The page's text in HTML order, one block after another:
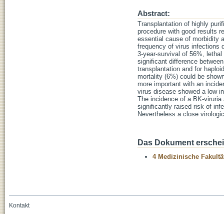
Abstract:
Transplantation of highly
procedure with good results
essential cause of morbidity
frequency of virus infections
3-year-survival of 56%,
significant difference
transplantation and for
mortality (6%) could be
more important with an
virus disease showed a low
The incidence of a BK-
significantly raised risk of
Nevertheless a close
Das Dokument
4 Medizinische
Kontakt